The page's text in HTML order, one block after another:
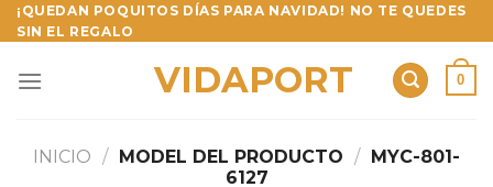
Skip
to
¡QUEDAN POQUITOS DÍAS PARA NAVIDAD! NO TE QUEDES
SIN EL REGALO
VIDAPORT 0
INICIO / MODEL DEL PRODUCTO / MYC-801-
6127